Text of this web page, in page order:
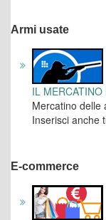
Armi usate
IL
Mercatino delle
Inserisci anche
E-commerce